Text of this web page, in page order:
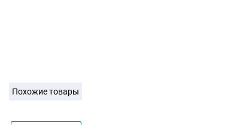
Похожие товары